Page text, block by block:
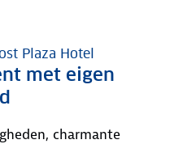
Plaza Hotel
met eigen
charmante